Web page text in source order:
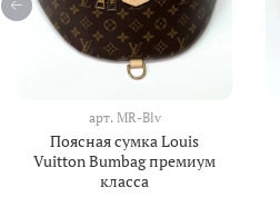
арт. MR-Blv
Поясная сумка Louis
Vuitton Bumbag премиум
класса